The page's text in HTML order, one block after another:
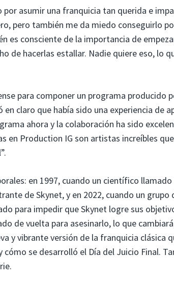
asumir una franquicia tan querida e
pero también me da miedo conseguirlo
es consciente de la importancia de
de hacerlas estallar. Nadie quiere eso, lo
para componer un programa producido
claro que había sido una experiencia de
ahora y la colaboración ha sido
en Production IG son artistas increíbles
en 1997, cuando un científico
de Skynet, y en 2022, cuando un grupo
para impedir que Skynet logre sus
de vuelta para asesinarlo, lo que
y vibrante versión de la franquicia clásica
se desarrolló el Día del Juicio Final.